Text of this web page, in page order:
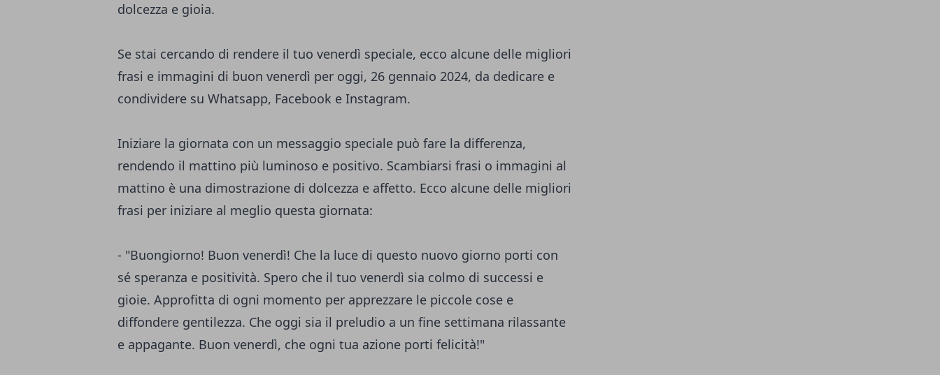
dolcezza e gioia.
Se stai cercando di rendere il tuo venerdì speciale, ecco alcune delle migliori
frasi e immagini di buon venerdì per oggi, 26 gennaio 2024, da dedicare e
condividere su Whatsapp, Facebook e Instagram.
Iniziare la giornata con un messaggio speciale può fare la differenza,
rendendo il mattino più luminoso e positivo. Scambiarsi frasi o immagini al
mattino è una dimostrazione di dolcezza e affetto. Ecco alcune delle migliori
frasi per iniziare al meglio questa giornata:
- "Buongiorno! Buon venerdì! Che la luce di questo nuovo giorno porti con
sé speranza e positività. Spero che il tuo venerdì sia colmo di successi e
gioie. Approfitta di ogni momento per apprezzare le piccole cose e
diffondere gentilezza. Che oggi sia il preludio a un fine settimana rilassante
e appagante. Buon venerdì, che ogni tua azione porti felicità!"